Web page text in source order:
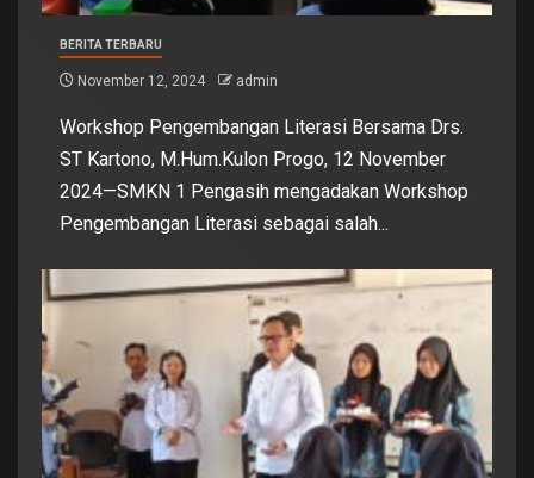
BERITA TERBARU
November 12, 2024 admin
Workshop Pengembangan Literasi Bersama Drs.
ST Kartono, M.Hum.Kulon Progo, 12 November
2024—SMKN 1 Pengasih mengadakan Workshop
Pengembangan Literasi sebagai salah...